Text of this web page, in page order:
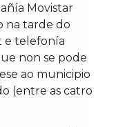
Movistar
na tarde do
e telefonía
non se pode
ao municipio
(entre as catro